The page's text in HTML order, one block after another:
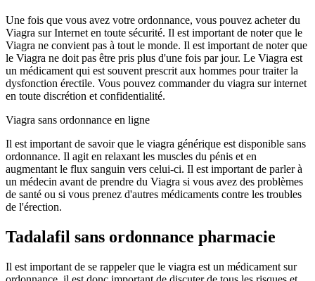
Une fois que vous avez votre ordonnance, vous pouvez acheter du
Viagra sur Internet en toute sécurité. Il est important de noter que le
Viagra ne convient pas à tout le monde. Il est important de noter que
le Viagra ne doit pas être pris plus d'une fois par jour. Le Viagra est
un médicament qui est souvent prescrit aux hommes pour traiter la
dysfonction érectile. Vous pouvez commander du viagra sur internet
en toute discrétion et confidentialité.
Viagra sans ordonnance en ligne
Il est important de savoir que le viagra générique est disponible sans
ordonnance. Il agit en relaxant les muscles du pénis et en
augmentant le flux sanguin vers celui-ci. Il est important de parler à
un médecin avant de prendre du Viagra si vous avez des problèmes
de santé ou si vous prenez d'autres médicaments contre les troubles
de l'érection.
Tadalafil sans ordonnance pharmacie
Il est important de se rappeler que le viagra est un médicament sur